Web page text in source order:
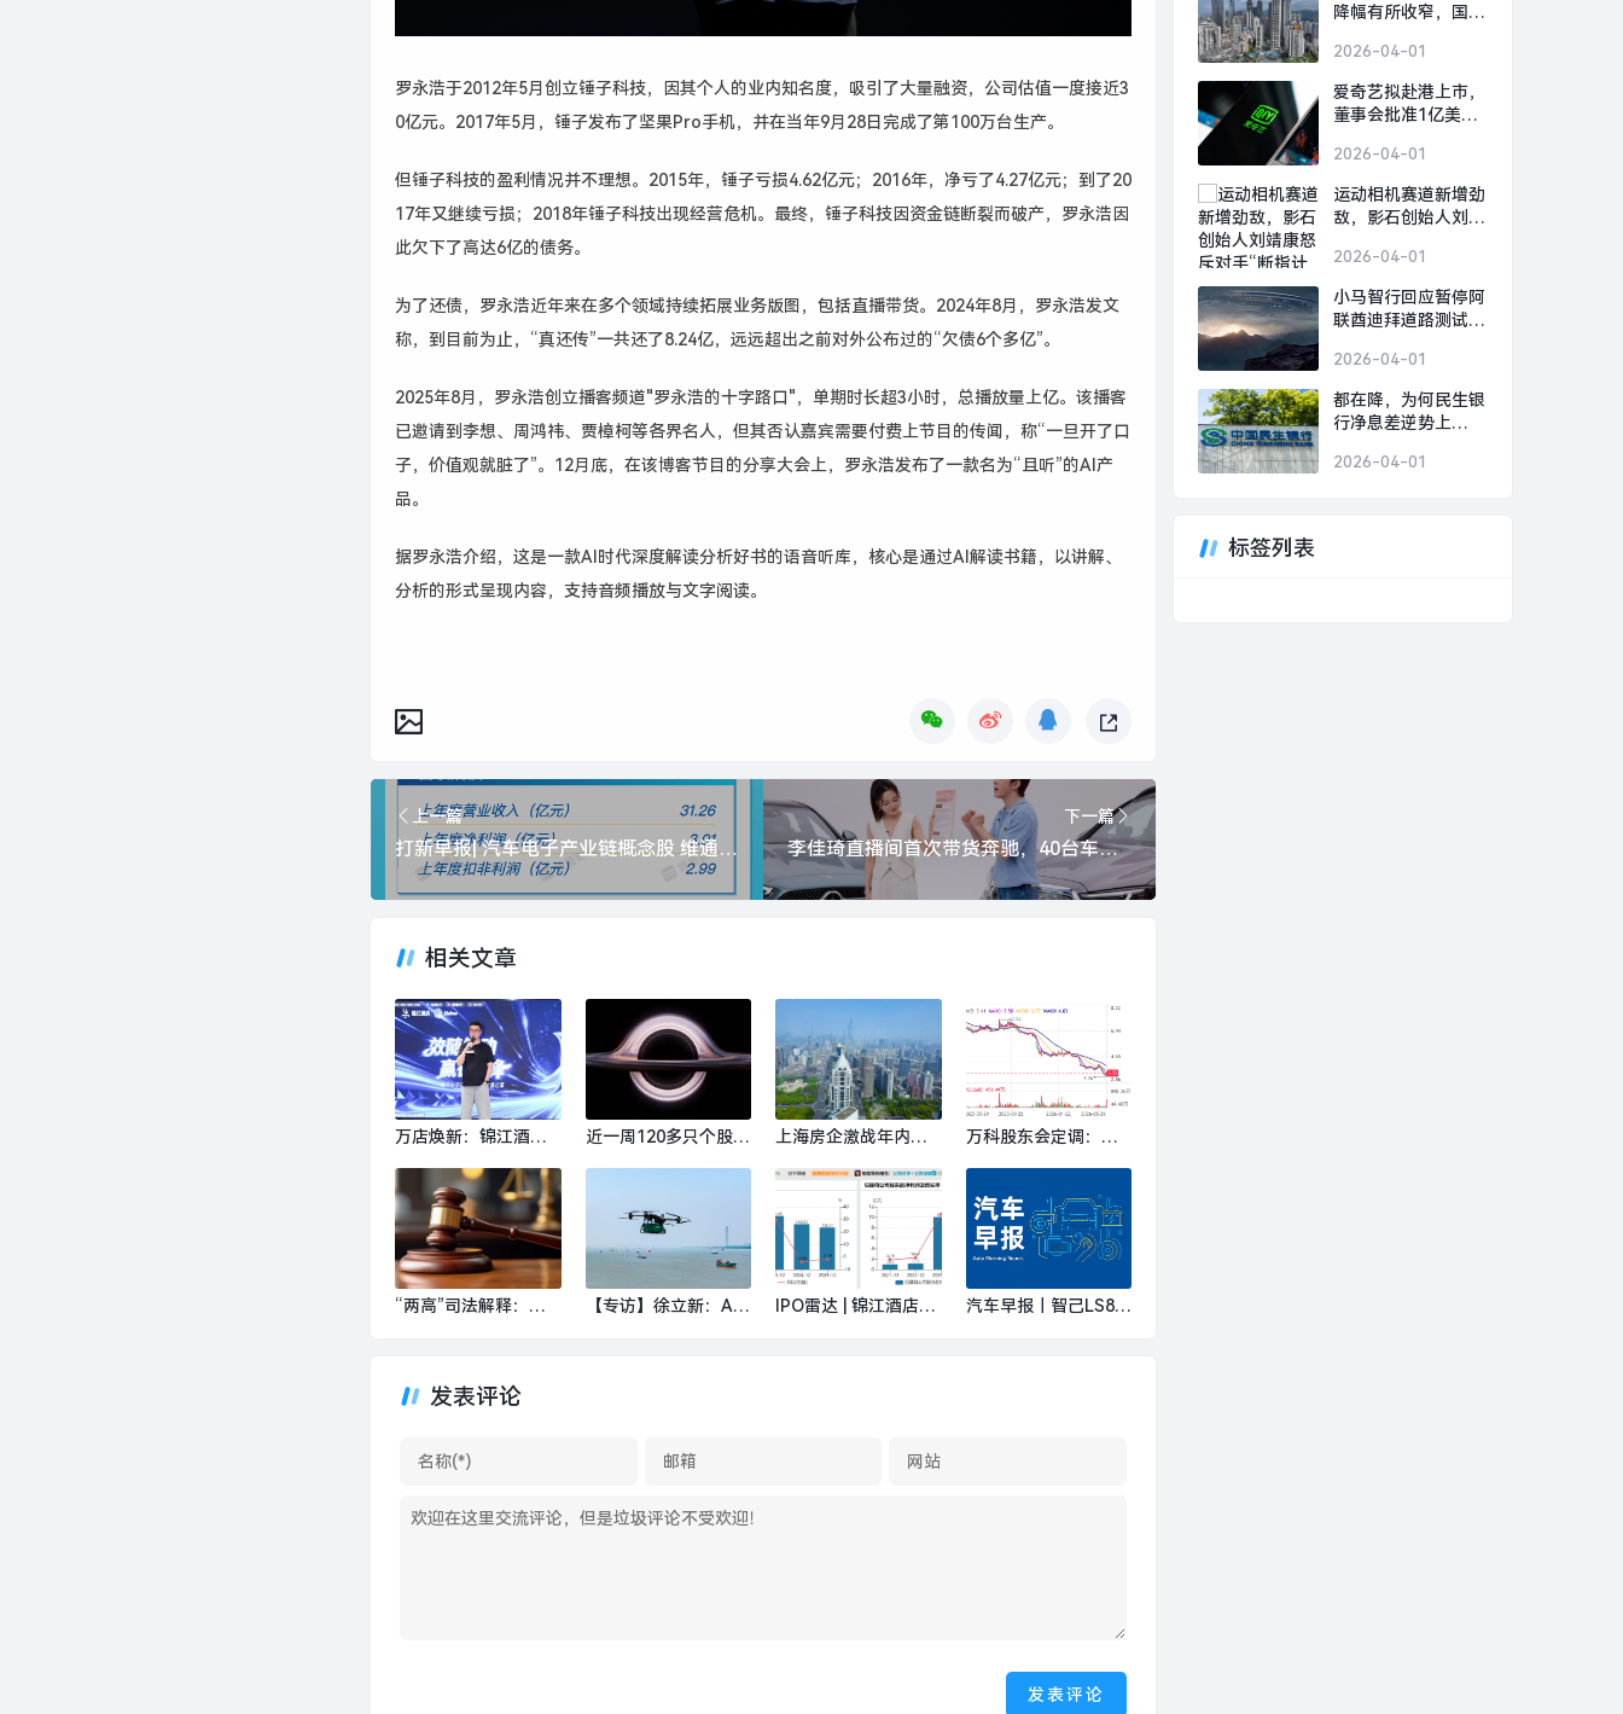
罗永浩于2012年5月创立锤子科技，因其个人的业内知名度，吸引了大量融资，公司估值一度接近3
0亿元。 2017年5月，锤子发布了坚果Pro手机，并在当年9月 28日完成了第100万台生产。
但锤子科技的盈利情况并不理想。 2015年，锤子亏损4.62亿元； 2016年，净亏了4.27亿元；到了20
17年又继续亏损； 2018年锤子科技出现经营危机。最终，锤子科技因资金链断裂而破产，罗永浩因
此欠下了高达6亿的债务。
为了还债，罗永浩近年来在多个领域持续拓展业务版图，包括直播带货。 2024年8月，罗永浩发文
称，到目前为止，“真还传”一共还了8.24亿，远远超出之前对外公布过的“欠债6个多亿”。
2025年8月，罗永浩创立播客频道"罗永浩的十字路口"， 单期时长超3小时，总播放量上亿。该播客
已邀请到李想、周鸿祎、贾樟柯等各界名人，但其否认嘉宾需要付费上节目的传闻，称“一旦开了口
子，价值观就脏了”。 12月底，在该博客节目的分享大会上，罗永浩发布了一款名为“且听”的AI产
品。
据罗永浩介绍，这是一款AI时代深度解读分析好书的语音听库，核心是通过AI解读书籍，以讲解、
分析的形式呈现内容，支持音频播放与文字阅读。
上一篇
打新早报| 汽车电子产业链概念股 维通利今日申购|界面新闻 · 证券
下一篇
李佳琦直播间首次带货奔驰，40台车秒售罄|界面新闻 · 汽车
相关文章
万店焕新：锦江酒店
面新闻 · 旅行
近一周120多只个股获
闻 · 快讯
上海房企激战年内最
产
万科股东会定调：有
新闻 · 地产
“两高”司法解释：加
等认定规则|界面新闻
· 中国
【专访】徐立新：AI
IPO雷达 | 锦江酒店冲
汽车早报｜智己LS8上
发表评论
降幅有所收窄，国资
支柱产业|界面新闻
2026-04-01
爱奇艺拟赴港上市，
董事会批准1亿美元
新闻 · 科技
2026-04-01
运动相机赛道新增劲
敌，影石创始人刘靖
划”恶意挖人|界面新
闻 · 科技
2026-04-01
小马智行回应暂停阿
联酋迪拜道路测试|
2026-04-01
都在降，为何民生银
行净息差逆势上
2026-04-01
标签列表